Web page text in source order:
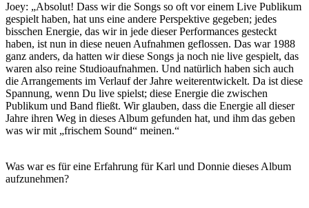
Joey: „Absolut! Dass wir die Songs so oft vor einem Live Publikum
gespielt haben, hat uns eine andere Perspektive gegeben; jedes
bisschen Energie, das wir in jede dieser Performances gesteckt
haben, ist nun in diese neuen Aufnahmen geflossen. Das war 1988
ganz anders, da hatten wir diese Songs ja noch nie live gespielt, das
waren also reine Studioaufnahmen. Und natürlich haben sich auch
die Arrangements im Verlauf der Jahre weiterentwickelt. Da ist diese
Spannung, wenn Du live spielst; diese Energie die zwischen
Publikum und Band fließt. Wir glauben, dass die Energie all dieser
Jahre ihren Weg in dieses Album gefunden hat, und ihm das geben
was wir mit „frischem Sound“ meinen.“
Was war es für eine Erfahrung für Karl und Donnie dieses Album
aufzunehmen?